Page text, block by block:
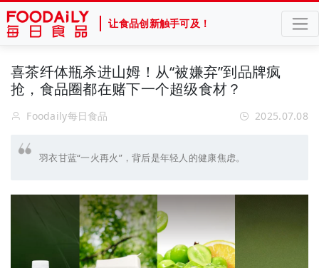
让食品创新触手可及！
喜茶纤体瓶杀进山姆！从“被嫌弃”到品牌疯
抢，食品圈都在赌下一个超级食材？
Foodaily每日食品 2025.07.08
羽衣甘蓝“一火再火”，背后是年轻人的健康焦虑。